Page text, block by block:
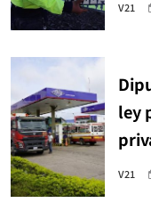
V21
ley
V21